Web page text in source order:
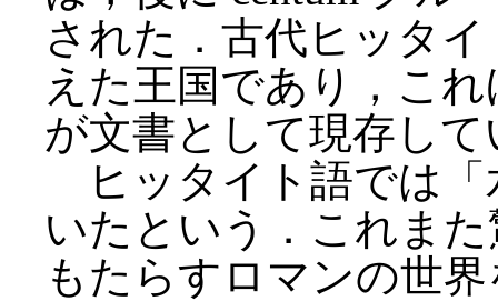
された．古代ヒッタイ
えた王国であり，こ
が文書として現存し
ヒッタイト語では「
いたという．これま
もたらすロマンの世